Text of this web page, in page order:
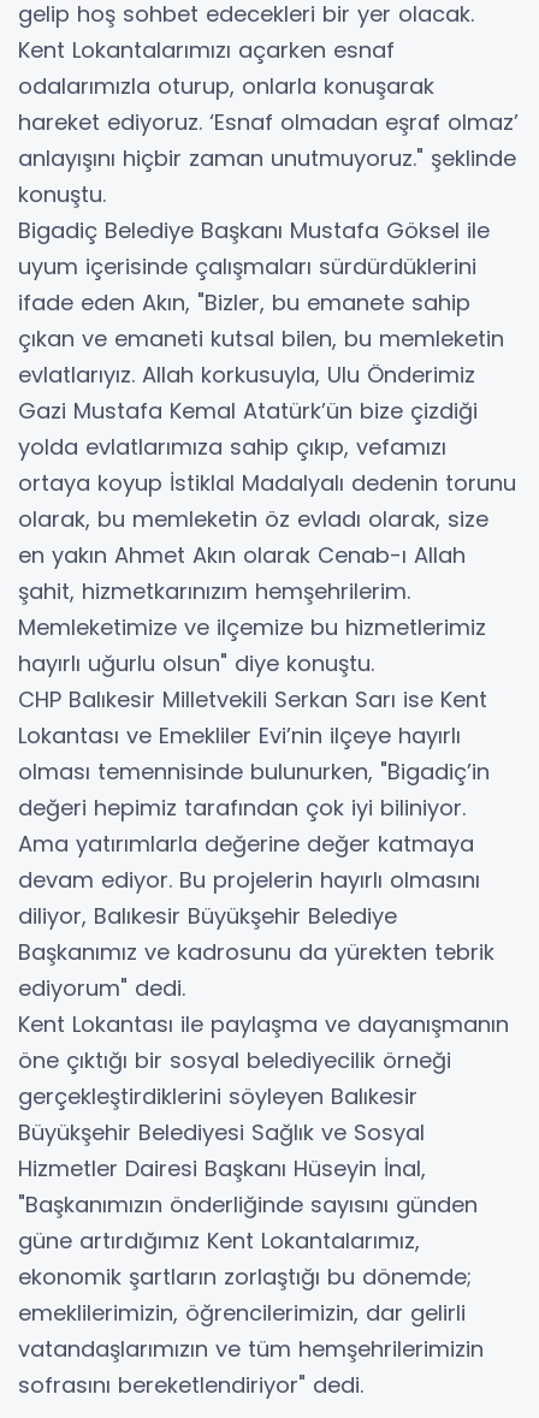
gelip hoş sohbet edecekleri bir yer olacak.
Kent Lokantalarımızı açarken esnaf
odalarımızla oturup, onlarla konuşarak
hareket ediyoruz. ‘Esnaf olmadan eşraf olmaz’
anlayışını hiçbir zaman unutmuyoruz." şeklinde
konuştu.
Bigadiç Belediye Başkanı Mustafa Göksel ile
uyum içerisinde çalışmaları sürdürdüklerini
ifade eden Akın, "Bizler, bu emanete sahip
çıkan ve emaneti kutsal bilen, bu memleketin
evlatlarıyız. Allah korkusuyla, Ulu Önderimiz
Gazi Mustafa Kemal Atatürk’ün bize çizdiği
yolda evlatlarımıza sahip çıkıp, vefamızı
ortaya koyup İstiklal Madalyalı dedenin torunu
olarak, bu memleketin öz evladı olarak, size
en yakın Ahmet Akın olarak Cenab-ı Allah
şahit, hizmetkarınızım hemşehrilerim.
Memleketimize ve ilçemize bu hizmetlerimiz
hayırlı uğurlu olsun" diye konuştu.
CHP Balıkesir Milletvekili Serkan Sarı ise Kent
Lokantası ve Emekliler Evi’nin ilçeye hayırlı
olması temennisinde bulunurken, "Bigadiç’in
değeri hepimiz tarafından çok iyi biliniyor.
Ama yatırımlarla değerine değer katmaya
devam ediyor. Bu projelerin hayırlı olmasını
diliyor, Balıkesir Büyükşehir Belediye
Başkanımız ve kadrosunu da yürekten tebrik
ediyorum" dedi.
Kent Lokantası ile paylaşma ve dayanışmanın
öne çıktığı bir sosyal belediyecilik örneği
gerçekleştirdiklerini söyleyen Balıkesir
Büyükşehir Belediyesi Sağlık ve Sosyal
Hizmetler Dairesi Başkanı Hüseyin İnal,
"Başkanımızın önderliğinde sayısını günden
güne artırdığımız Kent Lokantalarımız,
ekonomik şartların zorlaştığı bu dönemde;
emeklilerimizin, öğrencilerimizin, dar gelirli
vatandaşlarımızın ve tüm hemşehrilerimizin
sofrasını bereketlendiriyor" dedi.